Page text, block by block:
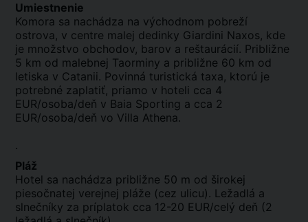
Umiestnenie
Komora sa nachádza na východnom pobreží
ostrova, v centre malej dedinky Giardini Naxos, kde
je množstvo obchodov, barov a reštaurácií. Približne
5 km od malebnej Taorminy a približne 60 km od
letiska v Catanii. Povinná turistická taxa, ktorú je
potrebné zaplatiť, priamo v hoteli cca 4
EUR/osoba/deň v Baia Sporting a cca 2
EUR/osoba/deň vo Villa Athena.
.
Pláž
Hotel sa nachádza približne 50 m od širokej
piesočnatej verejnej pláže (cez ulicu). Ležadlá a
slnečníky za príplatok cca 12-20 EUR/celý deň (2